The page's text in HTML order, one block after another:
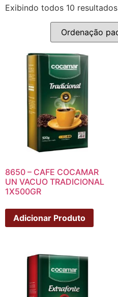
Exibindo todos 10 resultados
8650 – CAFE COCAMAR
UN VACUO TRADICIONAL
1X500GR
Adicionar Produto